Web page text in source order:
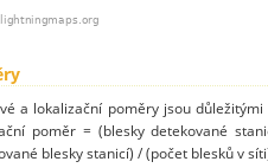
a lokalizační poměry jsou
poměr = (blesky detekované
blesky stanicí) / (počet blesků v